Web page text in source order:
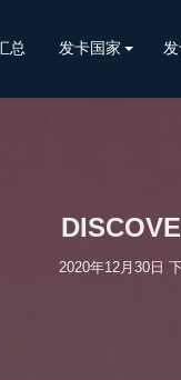
总 发卡国家
2020年12月30日